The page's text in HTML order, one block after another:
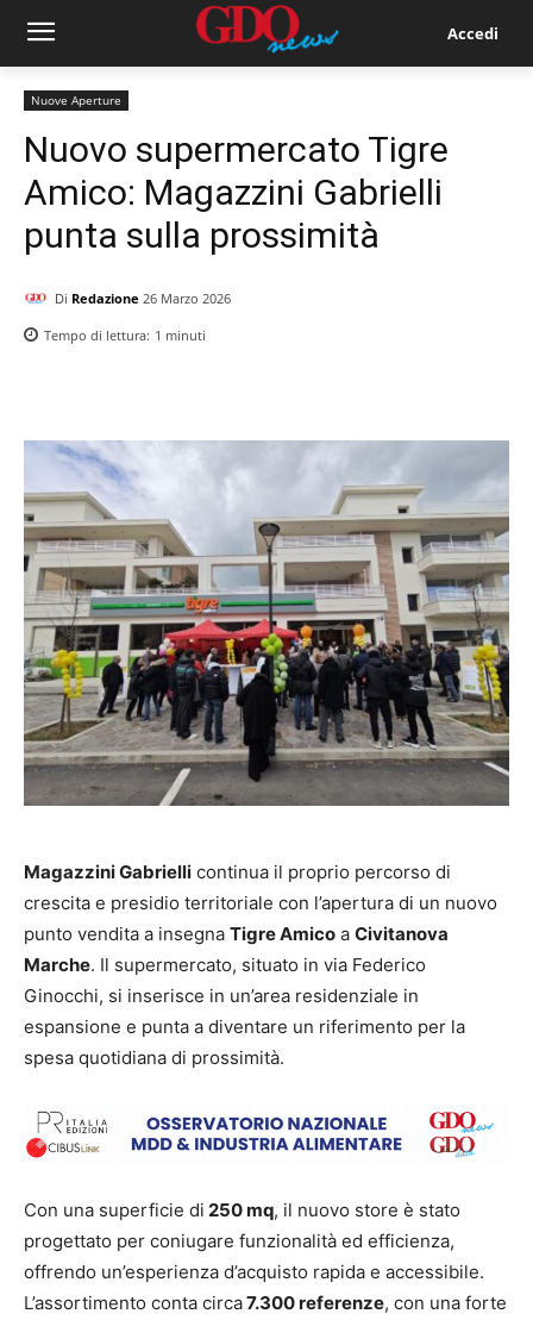
Accedi
Nuove Aperture
Nuovo supermercato Tigre
Amico: Magazzini Gabrielli
punta sulla prossimità
Di Redazione 26 Marzo 2026
Tempo di lettura: 1 minuti
Magazzini Gabrielli continua il proprio percorso di
crescita e presidio territoriale con l’apertura di un nuovo
punto vendita a insegna Tigre Amico a Civitanova
Marche. Il supermercato, situato in via Federico
Ginocchi, si inserisce in un’area residenziale in
espansione e punta a diventare un riferimento per la
spesa quotidiana di prossimità.
Con una superficie di 250 mq, il nuovo store è stato
progettato per coniugare funzionalità ed efficienza,
offrendo un’esperienza d’acquisto rapida e accessibile.
L’assortimento conta circa7.300 referenze, con una forte